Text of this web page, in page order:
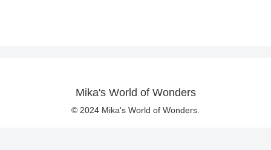
Mika's World of Wonders
© 2024 Mika's World of Wonders.